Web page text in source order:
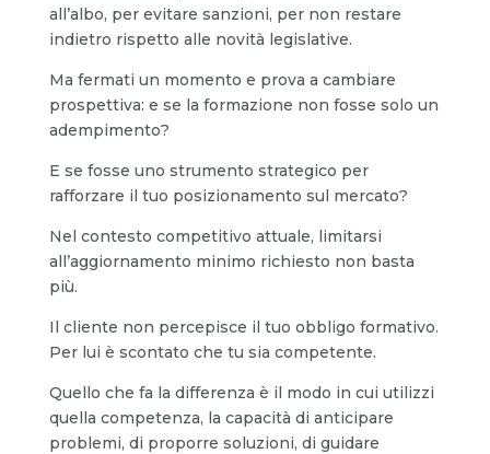
all’albo, per evitare sanzioni, per non restare
indietro rispetto alle novità legislative.
Ma fermati un momento e prova a cambiare
prospettiva: e se la formazione non fosse solo un
adempimento?
E se fosse uno strumento strategico per
rafforzare il tuo posizionamento sul mercato?
Nel contesto competitivo attuale, limitarsi
all’aggiornamento minimo richiesto non basta
più.
Il cliente non percepisce il tuo obbligo formativo.
Per lui è scontato che tu sia competente.
Quello che fa la differenza è il modo in cui utilizzi
quella competenza, la capacità di anticipare
problemi, di proporre soluzioni, di guidare